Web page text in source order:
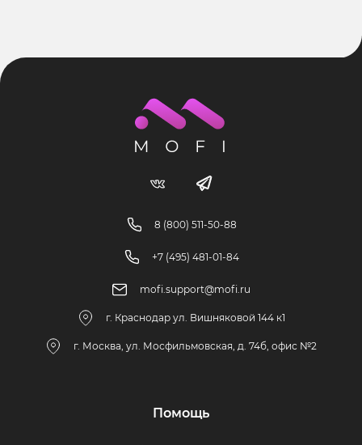
8 (800) 511-50-88
+7 (495) 481-01-84
mofi.support@mofi.ru
г. Краснодар ул. Вишняковой 144 к1
г. Москва, ул. Мосфильмовская, д. 74б, офис №2
Помощь